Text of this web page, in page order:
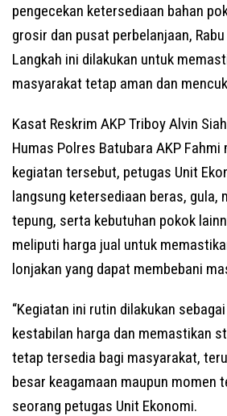
pengecekan ketersediaan bahan
grosir dan pusat perbelanjaan,
Langkah ini dilakukan untuk
masyarakat tetap aman dan
Kasat Reskrim AKP Triboy Alvin
Humas Polres Batubara AKP Fahmi
kegiatan tersebut, petugas Unit
langsung ketersediaan beras, gula,
tepung, serta kebutuhan pokok
meliputi harga jual untuk
lonjakan yang dapat membebani
“Kegiatan ini rutin dilakukan
kestabilan harga dan memastikan
tetap tersedia bagi masyarakat,
besar keagamaan maupun momen
seorang petugas Unit Ekonomi.